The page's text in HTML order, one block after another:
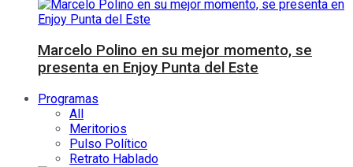
Marcelo Polino en su mejor momento, se
presenta en Enjoy Punta del Este
Programas
All
Meritorios
Pulso Político
Retrato Hablado